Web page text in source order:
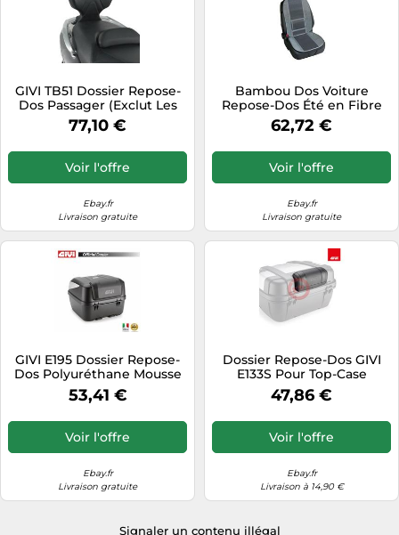
GIVI TB51 Dossier Repose-
Dos Passager (Exclut Les
Montage Porte-Bagages)
77,10 €
Voir l'offre
Ebay.fr
Livraison gratuite
Bambou Dos Voiture
Repose-Dos Été en Fibre
Naturel de Bambou - Gris
62,72 €
Voir l'offre
Ebay.fr
Livraison gratuite
GIVI E195 Dossier Repose-
Dos Polyuréthane Mousse
Noir Pour B32 Bold
53,41 €
Voir l'offre
Ebay.fr
Livraison gratuite
Dossier Repose-Dos GIVI
E133S Pour Top-Case
Trekker 52 TRK52 Black
Line
47,86 €
Voir l'offre
Ebay.fr
Livraison à 14,90 €
Signaler un contenu illégal